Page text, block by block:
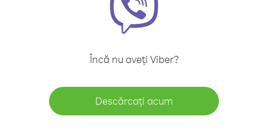
Încă nu aveți Viber?
Descărcați acum